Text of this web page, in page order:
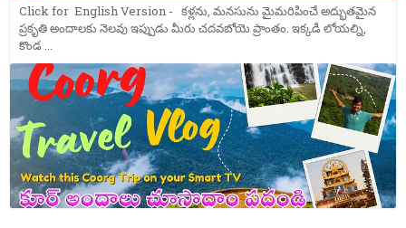
Click for English Version - కళ్లను, మనసును మైమరిపించే అద్భుతమైన
ప్రకృతి అందాలకు నెలవు ఇప్పుడు మీరు చదవబోయె ప్రాంతం. ఇక్కడి లోయల్ని,
కొండ ...